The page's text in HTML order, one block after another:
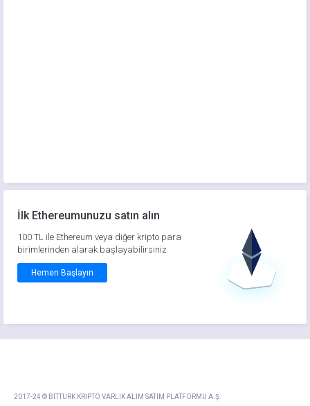
İlk Ethereumunuzu satın alın
100 TL ile Ethereum veya diğer kripto para
birimlerinden alarak başlayabilirsiniz
Hemen Başlayın
2017-24 © BITTURK KRİPTO VARLIK ALIM SATIM PLATFORMU A.Ş.